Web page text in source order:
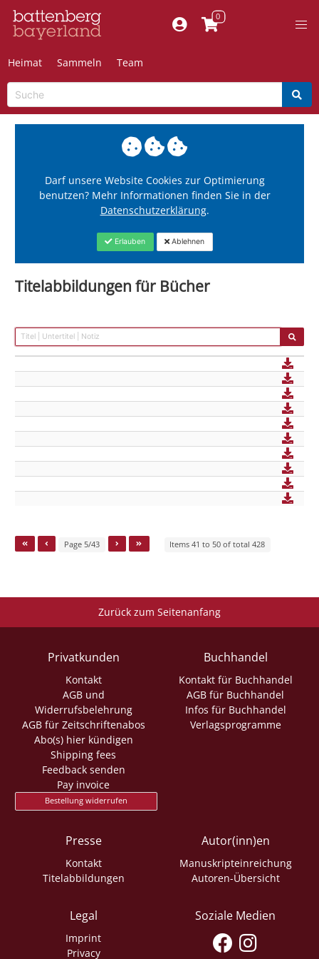
Heimat Sammeln Team
Darf unsere Website Cookies zur Optimierung
benutzen? Mehr Informationen finden Sie in der
Datenschutzerklärung.
Erlauben Ablehnen
Titelabbildungen für Bücher
Page 5/43 Items 41 to 50 of total 428
Zurück zum Seitenanfang
Privatkunden
Kontakt
AGB und
Widerrufsbelehrung
AGB für Zeitschriftenabos
Abo(s) hier kündigen
Shipping fees
Feedback senden
Pay invoice
Bestellung widerrufen
Buchhandel
Kontakt für Buchhandel
AGB für Buchhandel
Infos für Buchhandel
Verlagsprogramme
Presse
Kontakt
Titelabbildungen
Autor(inn)en
Manuskripteinreichung
Autoren-Übersicht
Legal
Imprint
Privacy
Soziale Medien